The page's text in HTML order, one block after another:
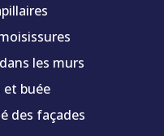
les murs
et buée
des façades